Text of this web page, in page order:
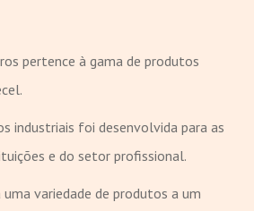
pertence à gama de produtos
industriais foi desenvolvida para as
e do setor profissional.
variedade de produtos a um